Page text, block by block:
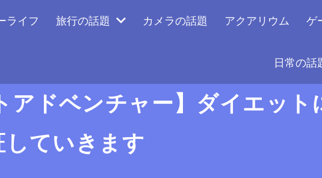
ライフ 旅行の話題 カメラの話題 アクアリウム ゲ
日常の話
アドベンチャー】ダイエッ
ていきます